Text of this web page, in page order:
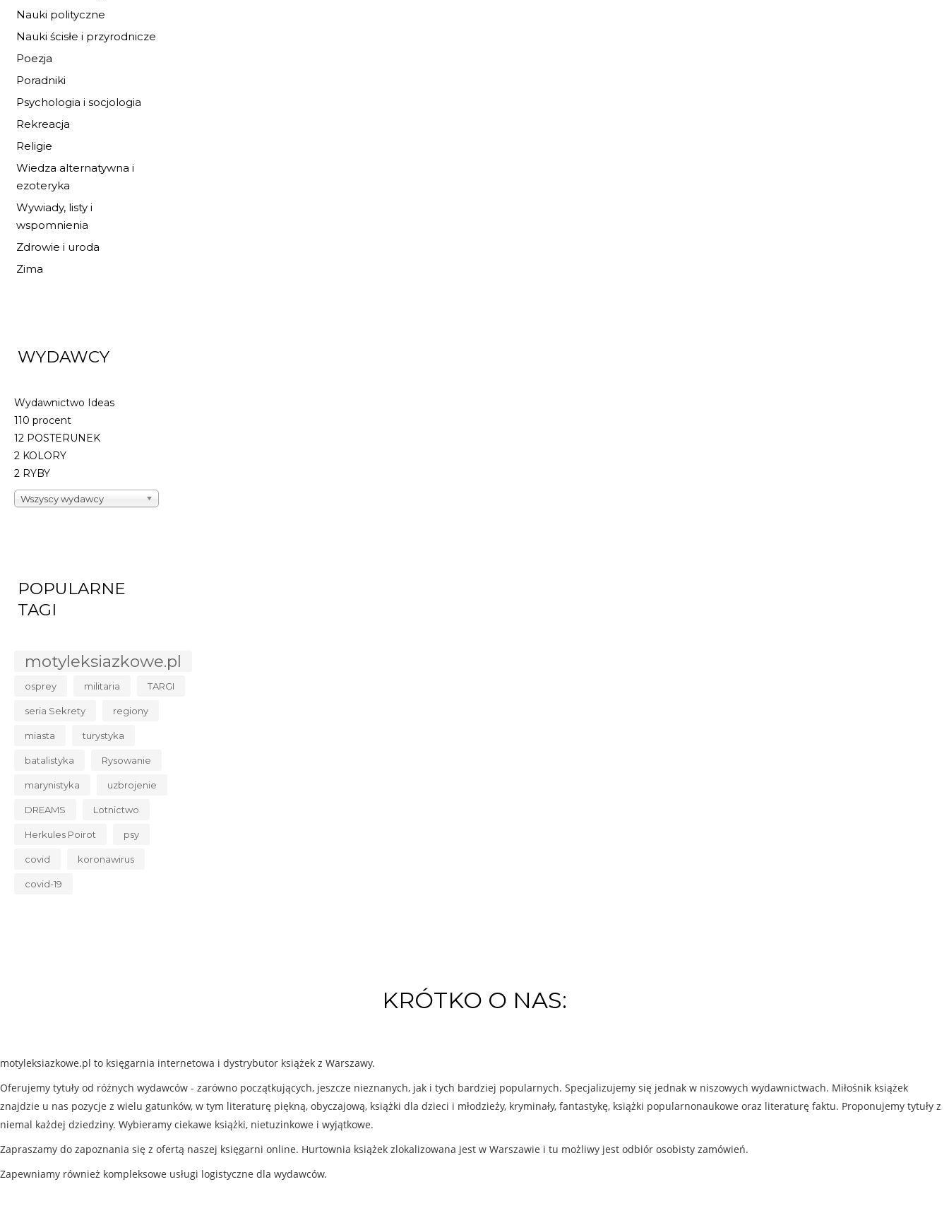
Nauki polityczne
Nauki ścisłe i przyrodnicze
Poezja
Poradniki
Psychologia i socjologia
Rekreacja
Religie
Wiedza alternatywna i
ezoteryka
Wywiady, listy i
wspomnienia
Zdrowie i uroda
Zima
WYDAWCY
Wydawnictwo Ideas
110 procent
12 POSTERUNEK
2 KOLORY
2 RYBY
Wszyscy wydawcy
POPULARNE
TAGI
motyleksiazkowe.pl
osprey militaria TARGI
seria Sekrety regiony
miasta turystyka
batalistyka Rysowanie
marynistyka uzbrojenie
DREAMS Lotnictwo
Herkules Poirot psy
covid koronawirus
covid-19
KRÓTKO O NAS:
motyleksiazkowe.pl to księgarnia internetowa i dystrybutor książek z Warszawy.
Oferujemy tytuły od różnych wydawców - zarówno początkujących, jeszcze nieznanych, jak i tych bardziej popularnych. Specjalizujemy się jednak w niszowych wydawnictwach. Miłośnik książek
znajdzie u nas pozycje z wielu gatunków, w tym literaturę piękną, obyczajową, książki dla dzieci i młodzieży, kryminały, fantastykę, książki popularnonaukowe oraz literaturę faktu. Proponujemy tytuły z
niemal każdej dziedziny. Wybieramy ciekawe książki, nietuzinkowe i wyjątkowe.
Zapraszamy do zapoznania się z ofertą naszej księgarni online. Hurtownia książek zlokalizowana jest w Warszawie i tu możliwy jest odbiór osobisty zamówień.
Zapewniamy również kompleksowe usługi logistyczne dla wydawców.